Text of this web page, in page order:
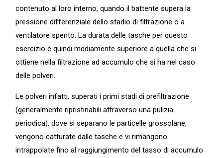
contenuto al loro interno, quando il battente supera la
pressione differenziale dello stadio di filtrazione o a
ventilatore spento. La durata delle tasche per questo
esercizio è quindi mediamente superiore a quella che si
ottiene nella filtrazione ad accumulo che si ha nel caso
delle polveri.
Le polveri infatti, superati i primi stadi di prefiltrazione
(generalmente ripristinabili attraverso una pulizia
periodica), dove si separano le particelle grossolane,
vengono catturate dalle tasche e vi rimangono
intrappolate fino al raggiungimento del tasso di accumulo